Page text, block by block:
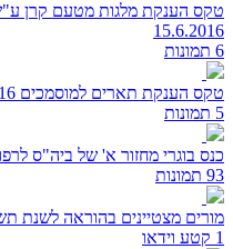
טקס הענקת מלגות מטעם קרן
15.6.2016
6 תמונות
טקס הענקת תארים למוסמכים 5.6.2016
5 תמונות
כנס בוגרי מחזור א' של ביה"ס לרפואה
93 תמונות
מורים מצטיינים בהוראה לשנת
1 קטע וידאו